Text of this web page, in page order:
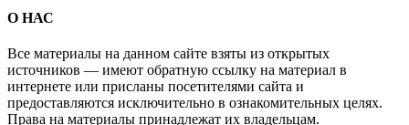
О НАС
Все материалы на данном сайте взяты из открытых
источников — имеют обратную ссылку на материал в
интернете или присланы посетителями сайта и
предоставляются исключительно в ознакомительных целях.
Права на материалы принадлежат их владельцам.